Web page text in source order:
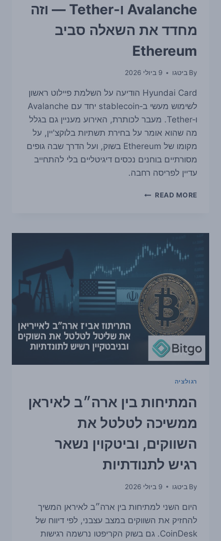
Avalanche ו‑Tether — וזה
מחדד את השאלה סביב
Ethereum
By ביטגו 9 ביולי 2026
Hyundai Card הודיעה על השלמת פיילוט ראשון
לשימוש מעשי ב‑stablecoin יחד עם Avalanche
ו‑Tether. מעבר לכותרת, האירוע מעניין גם בגלל
מה שהוא אומר על בחירת תשתיות בלוקצ'יין, על
מקומו של Ethereum בשוק, ועל הדרך שבה גופים
מסורתיים בוחנים נכסים דיגיטליים בלי להתחייב
עדיין לפריסה רחבה.
READ MORE
HYUNDAI
STABLECOIN
ראשון
עם
AVALANCHE
ו‑TETHER
—
וזה
מחדד
את
השאלה
סביב
ETHEREUM
רגולציה
המתיחות בין ארה״ב לאיראן
ממשיכה לטלטל את
השווקים, וביטקוין נשאר
רגיש לתנודתיות
By ביטגו 9 ביולי 2026
היום השני למתיחות בין ארה״ב לאיראן המשיך
להחזיק את השווקים במצב עצבני, לפי דיווח של
CoinDesk. גם בשוק הקריפטו נרשמה רגישות